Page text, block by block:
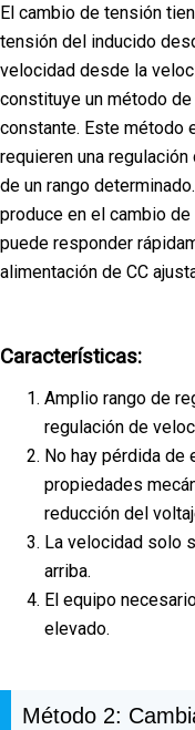
El cambio de tensión
tensión del inducido
velocidad desde la
constituye un método
constante. Este método
requieren una
de un rango
produce en el cambio
puede responder
alimentación de CC
Características:
Amplio rango de
regulación de
No hay pérdida de
propiedades
reducción del
La velocidad solo
arriba.
El equipo
elevado.
Método 2: